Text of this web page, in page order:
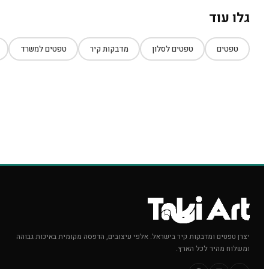
גלו עוד
טפטים טפטים לסלון מדבקות קיר טפטים למשרד
יצרן טפטים ומדבקות קיר בישראל. אלפי עיצובים, הדפסה מקומית באיכות גבוהה
ומשלוח מהיר לכל הארץ.